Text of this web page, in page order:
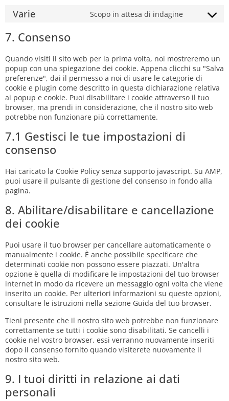
Varie Scopo in attesa di indagine
7. Consenso
Quando visiti il sito web per la prima volta, noi mostreremo un
popup con una spiegazione dei cookie. Appena clicchi su "Salva
preferenze", dai il permesso a noi di usare le categorie di
cookie e plugin come descritto in questa dichiarazione relativa
ai popup e cookie. Puoi disabilitare i cookie attraverso il tuo
browser, ma prendi in considerazione, che il nostro sito web
potrebbe non funzionare più correttamente.
7.1 Gestisci le tue impostazioni di
consenso
Hai caricato la Cookie Policy senza supporto javascript. Su AMP,
puoi usare il pulsante di gestione del consenso in fondo alla
pagina.
8. Abilitare/disabilitare e cancellazione
dei cookie
Puoi usare il tuo browser per cancellare automaticamente o
manualmente i cookie. È anche possibile specificare che
determinati cookie non possono essere piazzati. Un'altra
opzione è quella di modificare le impostazioni del tuo browser
internet in modo da ricevere un messaggio ogni volta che viene
inserito un cookie. Per ulteriori informazioni su queste opzioni,
consultare le istruzioni nella sezione Guida del tuo browser.
Tieni presente che il nostro sito web potrebbe non funzionare
correttamente se tutti i cookie sono disabilitati. Se cancelli i
cookie nel vostro browser, essi verranno nuovamente inseriti
dopo il consenso fornito quando visiterete nuovamente il
nostro sito web.
9. I tuoi diritti in relazione ai dati
personali